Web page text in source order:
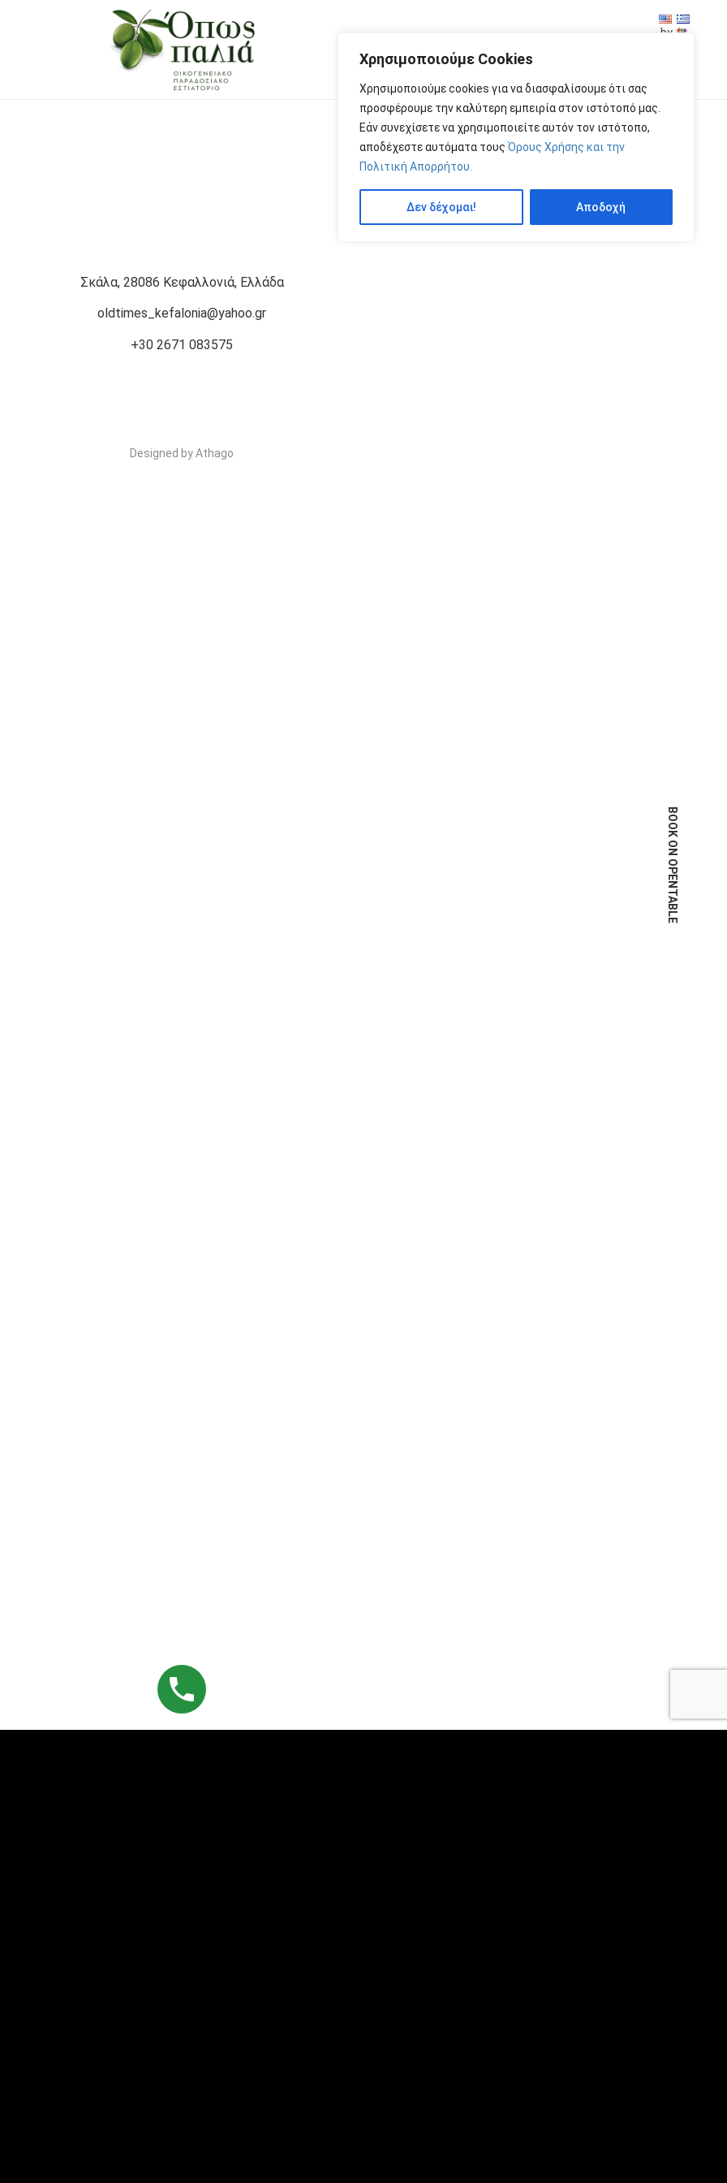
Χρησιμοποιούμε Cookies
Χρησιμοποιούμε cookies για να διασφαλίσουμε ότι σας
προσφέρουμε την καλύτερη εμπειρία στον ιστότοπό μας.
Εάν συνεχίσετε να χρησιμοποιείτε αυτόν τον ιστότοπο,
αποδέχεστε αυτόματα τους Όρους Χρήσης και την
Πολιτική Απορρήτου.
Δεν δέχομαι! Αποδοχή
BOOK ON OPENTABLE
by
Price:
Σκάλα, 28086 Κεφαλλονιά, Ελλάδα
oldtimes_kefalonia@yahoo.gr
+30 2671 083575
Designed byAthago